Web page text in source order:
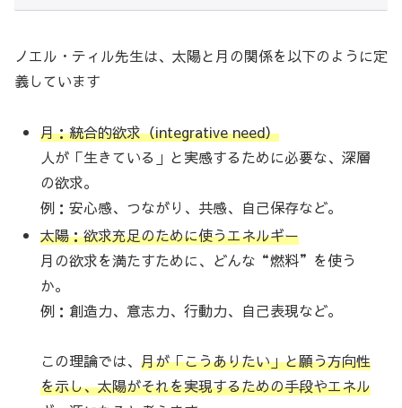
ノエル・ティル先生は、太陽と月の関係を以下のように定
義しています
月：統合的欲求（integrative need）
人が「生きている」と実感するために必要な、深層
の欲求。
例：安心感、つながり、共感、自己保存など。
太陽：欲求充足のために使うエネルギー
月の欲求を満たすために、どんな“燃料”を使う
か。
例：創造力、意志力、行動力、自己表現など。
この理論では、月が「こうありたい」と願う方向性
を示し、太陽がそれを実現するための手段やエネル